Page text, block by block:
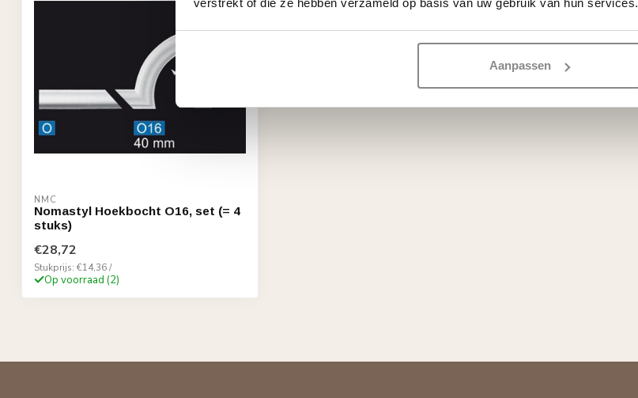
Aanpassen
NMC
Nomastyl Hoekbocht O16, set (= 4
stuks)
€28,72
Stukprijs: €14,36 /
Op voorraad (2)